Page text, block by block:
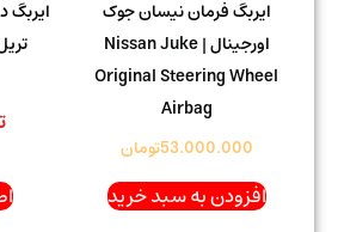
ایربگ فرمان نیسان جوک
اورجینال | Nissan Juke
Original Steering Wheel
Airbag
53.000.000تومان
افزودن به سبد خرید
ایربگ
تریل